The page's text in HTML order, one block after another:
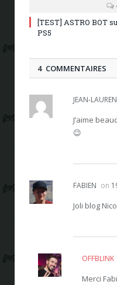
[TEST] ASTRO BOT
PS5
4 COMMENTAIRES
JEAN-
J’aime
😉
FABIEN on
Joli blog
OFFBLINK
Merci